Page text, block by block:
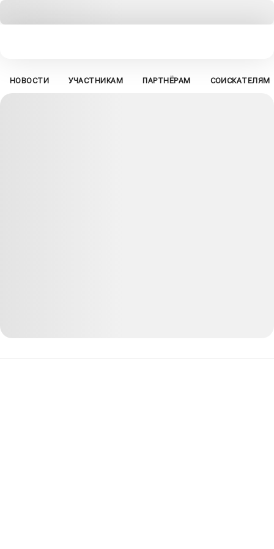
НОВОСТИ УЧАСТНИКАМ ПАРТНЁРАМ СОИСКАТЕЛЯМ